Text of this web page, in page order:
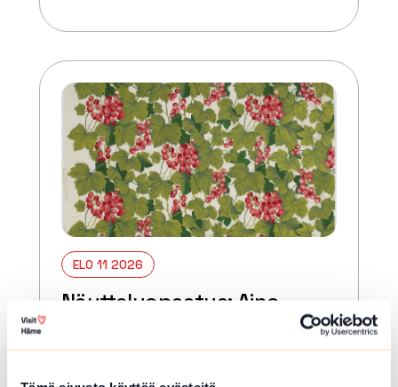
ELO 11 2026
Näyttelyopastus: Aino
kannusti eteenpäin